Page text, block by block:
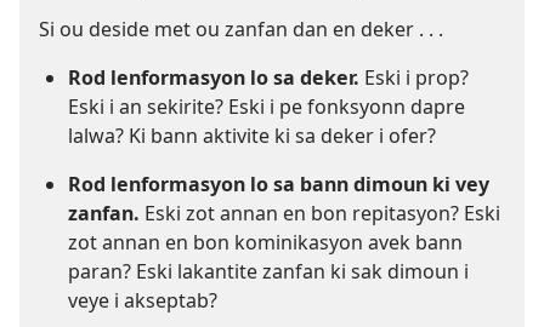
Si ou deside met ou zanfan dan en deker . . .
Rod lenformasyon lo sa deker. Eski i prop?
Eski i an sekirite? Eski i pe fonksyonn dapre
lalwa? Ki bann aktivite ki sa deker i ofer?
Rod lenformasyon lo sa bann dimoun ki vey
zanfan. Eski zot annan en bon repitasyon? Eski
zot annan en bon kominikasyon avek bann
paran? Eski lakantite zanfan ki sak dimoun i
veye i akseptab?